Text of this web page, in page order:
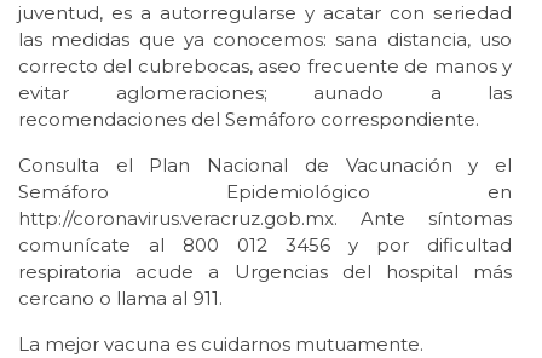
juventud, es a autorregularse y acatar con seriedad
las medidas que ya conocemos: sana distancia, uso
correcto del cubrebocas, aseo frecuente de manos y
evitar aglomeraciones; aunado a las
recomendaciones del Semáforo correspondiente.
Consulta el Plan Nacional de Vacunación y el
Semáforo Epidemiológico en
http://coronavirus.veracruz.gob.mx. Ante síntomas
comunícate al 800 012 3456 y por dificultad
respiratoria acude a Urgencias del hospital más
cercano o llama al 911.
La mejor vacuna es cuidarnos mutuamente.